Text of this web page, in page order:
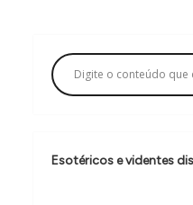
ç
ã
d
Esotéricos e videntes